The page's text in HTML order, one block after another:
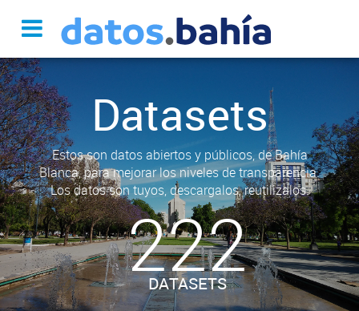
Datasets
Estos son datos abiertos y públicos, de Bahía
Blanca, para mejorar los niveles de transparencia.
Los datos son tuyos, descargalos, reutilizalos.
222
DATASETS